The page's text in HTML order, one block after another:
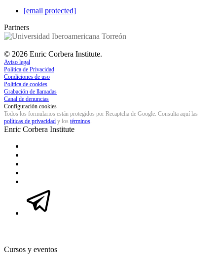
[email protected]
Partners
© 2026 Enric Corbera Institute.
Aviso legal
Política de Privacidad
Condiciones de uso
Política de cookies
Grabación de llamadas
Canal de denuncias
Configuración cookies
Todos los formularios están protegidos por Recaptcha de Google. Consulta aquí las
políticas de privacidad y los términos.
Enric Corbera Institute
Cursos y eventos